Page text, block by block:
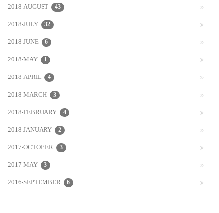
2018-AUGUST 43
2018-JULY 32
2018-JUNE 6
2018-MAY 1
2018-APRIL 4
2018-MARCH 3
2018-FEBRUARY 4
2018-JANUARY 2
2017-OCTOBER 3
2017-MAY 3
2016-SEPTEMBER 6